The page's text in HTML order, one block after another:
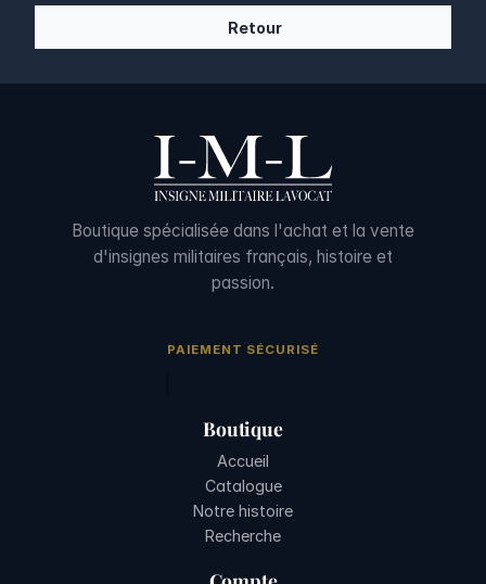
Retour
Boutique spécialisée dans l'achat et la vente
d'insignes militaires français, histoire et
passion.
PAIEMENT SÉCURISÉ
Boutique
Accueil
Catalogue
Notre histoire
Recherche